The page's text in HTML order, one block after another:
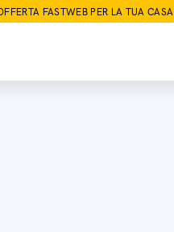
FASTWEB PER LA TUA CASA